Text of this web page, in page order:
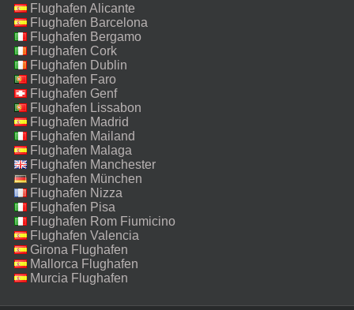
Flughafen Alicante
Flughafen Barcelona
Flughafen Bergamo
Flughafen Cork
Flughafen Dublin
Flughafen Faro
Flughafen Genf
Flughafen Lissabon
Flughafen Madrid
Flughafen Mailand
Malpensa
Flughafen Malaga
Flughafen Manchester
Flughafen München
Flughafen Nizza
Flughafen Pisa
Flughafen Rom Fiumicino
Flughafen Valencia
Girona Flughafen
Mallorca Flughafen
Murcia Flughafen